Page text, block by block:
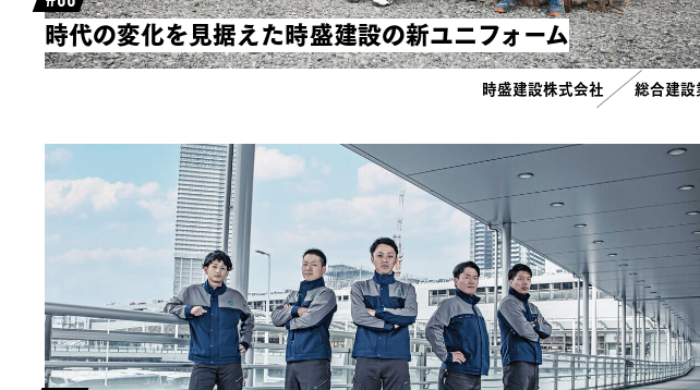
時代の変化を見据えた時盛建設の新ユニフォーム
時盛建設株式会社 総合建設